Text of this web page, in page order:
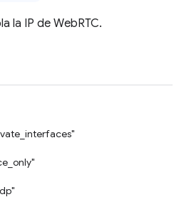
la IP de WebRTC.